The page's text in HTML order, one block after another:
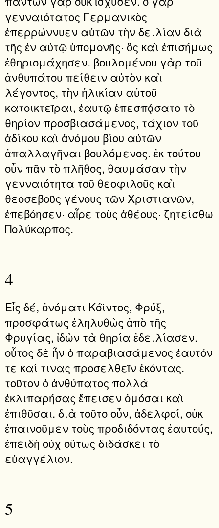
γενναιότατος Γερμανικὸς
ἐπερρώννυεν αὐτῶν τὴν δειλίαν διὰ
τῆς ἐν αὐτῷ ὑπομονῆς· ὃς καὶ ἐπισήμως
ἐθηριομάχησεν. βουλομένου γὰρ τοῦ
ἀνθυπάτου πείθειν αὐτὸν καὶ
λέγοντος, τὴν ἡλικίαν αὐτοῦ
κατοικτεῖραι, ἑαυτῷ ἐπεσπᾴσατο τὸ
θηρίον προσβιασάμενος, τάχιον τοῦ
ἀδίκου καὶ ἀνόμου βίου αὐτῶν
ἀπαλλαγῆναι βουλόμενος. ἐκ τούτου
οὖν πᾶν τὸ πλῆθος, θαυμάσαν τὴν
γενναιότητα τοῦ θεοφιλοῦς καὶ
θεοσεβοῦς γένους τῶν Χριστιανῶν,
ἐπεβόησεν· αἶρε τοὺς ἀθέους· ζητείσθω
Πολύκαρπος.
4
Εἷς δέ, ὀνόματι Κόϊντος, Φρύξ,
προσφάτως ἐληλυθὼς ἀπὸ τῆς
Φρυγίας, ἰδὼν τὰ θηρία ἐδειλίασεν.
οὗτος δὲ ἦν ὁ παραβιασάμενος ἑαυτόν
τε καί τινας προσελθεῖν ἑκόντας.
τοῦτον ὁ ἀνθύπατος πολλὰ
ἐκλιπαρήσας ἔπεισεν ὀμόσαι καὶ
ἐπιθῦσαι. διὰ τοῦτο οὖν, ἀδελφοί, οὐκ
ἐπαινοῦμεν τοὺς προδιδόντας ἑαυτούς,
ἐπειδὴ οὐχ οὕτως διδάσκει τὸ
εὐαγγέλιον.
5